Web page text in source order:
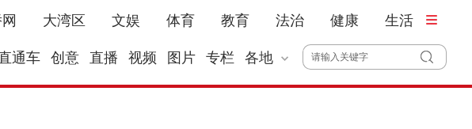
大湾区 文娱 体育 教育 法治 健康 生活
通车 创意 直播 视频 图片 专栏 各地